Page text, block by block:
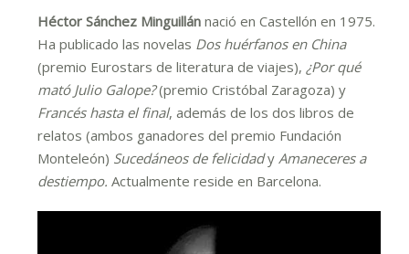
Héctor Sánchez Minguillán nació en Castellón en 1975.
Ha publicado las novelas Dos huérfanos en China
(premio Eurostars de literatura de viajes), ¿Por qué
mató Julio Galope?(premio Cristóbal Zaragoza) y
Francés hasta el final, además de los dos libros de
relatos (ambos ganadores del premio Fundación
Monteleón) Sucedáneos de felicidady Amaneceres a
destiempo. Actualmente reside en Barcelona.